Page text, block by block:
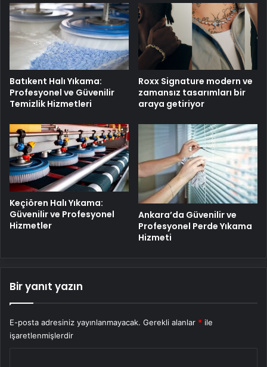
Batıkent Halı Yıkama:
Profesyonel ve Güvenilir
Temizlik Hizmetleri
Roxx Signature modern ve
zamansız tasarımları bir
araya getiriyor
Keçiören Halı Yıkama:
Güvenilir ve Profesyonel
Hizmetler
Ankara’da Güvenilir ve
Profesyonel Perde Yıkama
Hizmeti
Bir yanıt yazın
E-posta adresiniz yayınlanmayacak. Gerekli alanlar * ile
işaretlenmişlerdir